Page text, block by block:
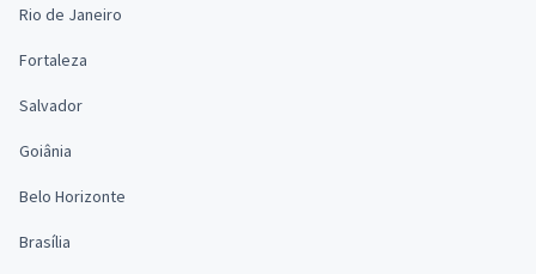
Rio de Janeiro
Fortaleza
Salvador
Goiânia
Belo Horizonte
Brasília